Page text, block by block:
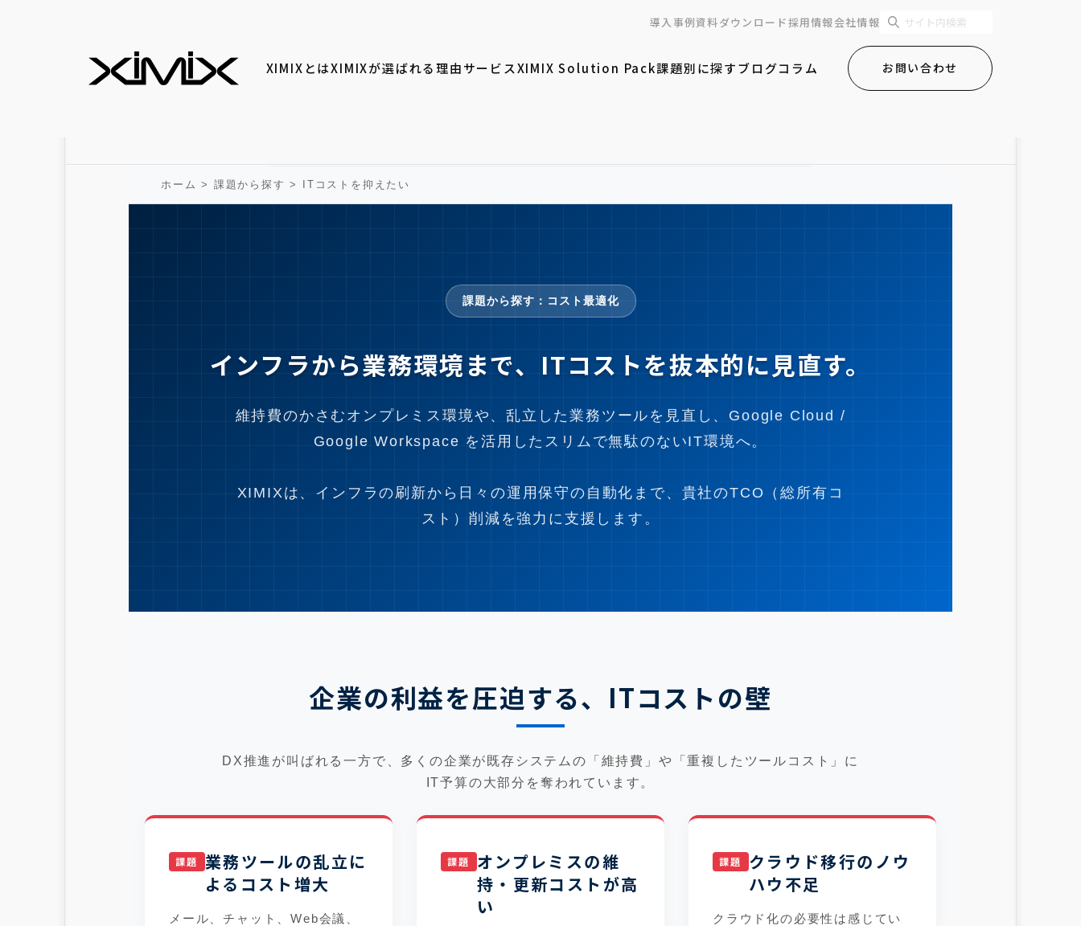
導入事例資料ダウンロード採用情報会社情報
XIMIXとはXIMIXが選ばれる理由サービスXIMIX Solution Pack課題別に探すブログコラム お問い合わせ
ホーム > 課題から探す > ITコストを抑えたい
課題から探す：コスト最適化
インフラから業務環境まで、ITコストを抜本的に見直す。
維持費のかさむオンプレミス環境や、乱立した業務ツールを見直し、Google Cloud /
Google Workspace を活用したスリムで無駄のないIT環境へ。
XIMIXは、インフラの刷新から日々の運用保守の自動化まで、貴社のTCO（総所有コ
スト）削減を強力に支援します。
企業の利益を圧迫する、ITコストの壁
DX推進が叫ばれる一方で、多くの企業が既存システムの「維持費」や「重複したツールコスト」に
IT予算の大部分を奪われています。
業務ツールの乱立に
よるコスト増大
メール、チャット、Web会議、
オンプレミスの維
持・更新コストが高
い
クラウド移行のノウ
ハウ不足
クラウド化の必要性は感じてい